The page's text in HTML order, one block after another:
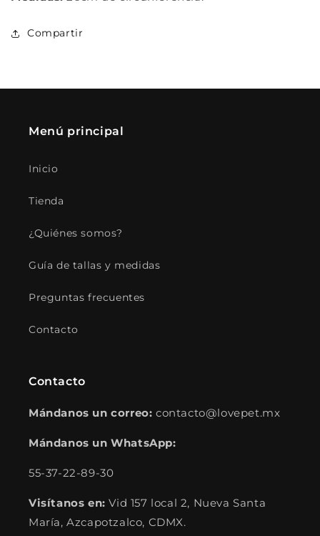
Compartir
Menú principal
Inicio
Tienda
¿Quiénes somos?
Guía de tallas y medidas
Preguntas frecuentes
Contacto
Contacto
Mándanos un correo: contacto@lovepet.mx
Mándanos un WhatsApp:
55-37-22-89-30
Visítanos en:Vid 157 local 2, Nueva Santa
María, Azcapotzalco, CDMX.